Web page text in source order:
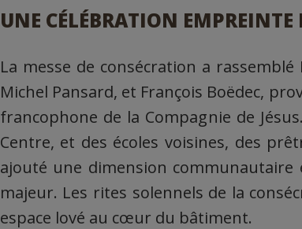
UNE CÉLÉBRATION EMPREINTE
La messe de consécration a
Michel Pansard, et François Boëdec,
francophone de la Compagnie de
Centre, et des écoles voisines, des
ajouté une dimension
majeur. Les rites solennels de la
espace lové au cœur du bâtiment.